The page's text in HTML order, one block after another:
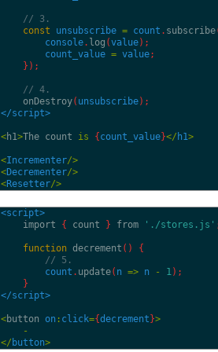
// 3.
const
unsubscribe = count . subscribe
console. log (value) ;
count_value = value;
} ) ;
// 4.
onDestroy( unsubscribe) ;
</script>
<h1>The count is { count_value}</ h1>
<Incrementer/>
<Decrementer/>
<Resetter/>
<script>
import
{ count } from './stores.js'
function decrement ( )
{
// 5.
count . update( n => n - 1) ;
}
</script>
<button on : click={decrement }>
-
</ button>